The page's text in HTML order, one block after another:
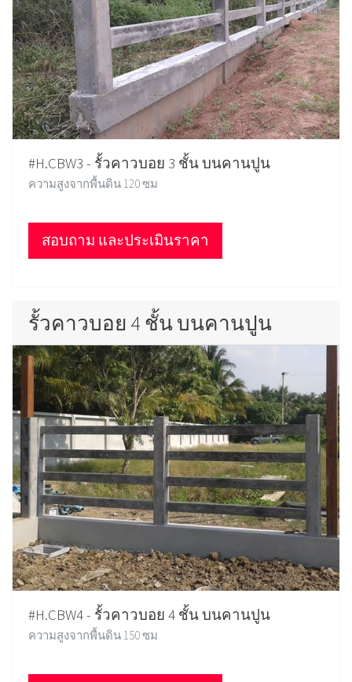
#H.CBW3 - รั้วคาวบอย 3 ชั้น บนคานปูน
ความสูงจากพื้นดิน 120 ซม
สอบถาม และประเมินราคา
รั้วคาวบอย 4 ชั้น บนคานปูน
#H.CBW4 - รั้วคาวบอย 4 ชั้น บนคานปูน
ความสูงจากพื้นดิน 150 ซม